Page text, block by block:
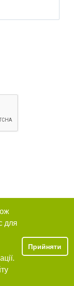
для
Прийняти